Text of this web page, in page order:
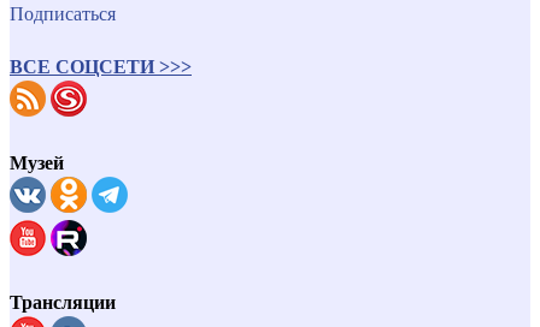
Подписаться
ВСЕ СОЦСЕТИ >>>
Музей
Трансляции